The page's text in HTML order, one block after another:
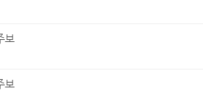
보
보